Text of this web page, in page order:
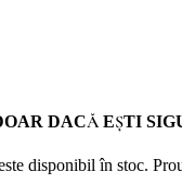
DACĂ EŞTI
disponibil în stoc.